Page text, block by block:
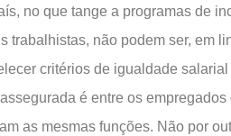
no que tange a programas de
trabalhistas, não podem ser, em
critérios de igualdade
é entre os empregados
as mesmas funções. Não por